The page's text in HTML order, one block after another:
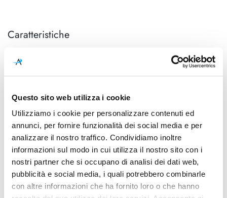
Questo sito web utilizza i cookie
Utilizziamo i cookie per personalizzare contenuti ed
annunci, per fornire funzionalità dei social media e per
analizzare il nostro traffico. Condividiamo inoltre
informazioni sul modo in cui utilizza il nostro sito con i
nostri partner che si occupano di analisi dei dati web,
pubblicità e social media, i quali potrebbero combinarle
con altre informazioni che ha fornito loro o che hanno
Caratteristiche
A2124221W65
Ø 108mm - H 110mm (Spazio
Led integrato
Potenza e attacco
7W - 3000K - 940Lm - CRI90
Dimmerazione
Phase cut
Classe energetica
A++, A+, A
IP
65